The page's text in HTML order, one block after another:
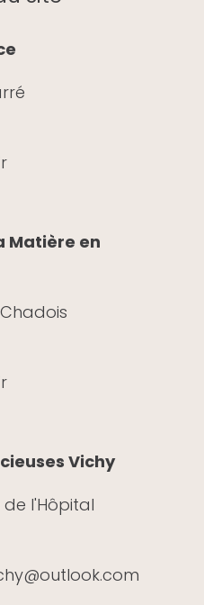
Matière en
Vichy
de l'Hôpital